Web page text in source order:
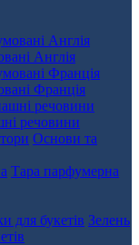
Англія
Франція
речовини
Основи та
Тара парфумерна
Зелень